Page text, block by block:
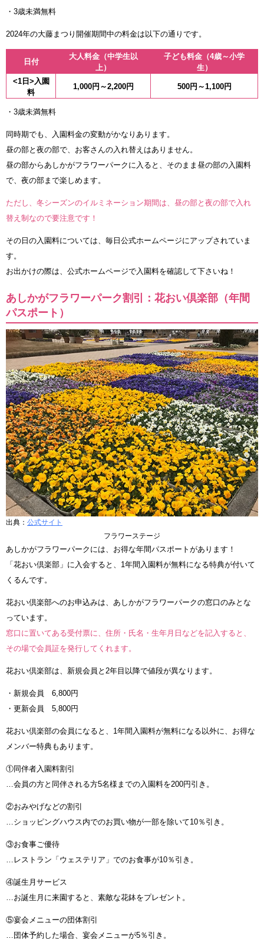
・3歳未満無料
2024年の大藤まつり開催期間中の料金は以下の通りです。
日付
大人料金（中学生以
上）
子ども料金（4歳～小学
生）
<1日>入園
料
1,000円～2,200円 500円～1,100円
・3歳未満無料
同時期でも、入園料金の変動がかなりあります。
昼の部と夜の部で、お客さんの入れ替えはありません。
昼の部からあしかがフラワーパークに入ると、そのまま昼の部の入園料
で、夜の部まで楽しめます。
ただし、冬シーズンのイルミネーション期間は、昼の部と夜の部で入れ
替え制なので要注意です！
その日の入園料については、毎日公式ホームページにアップされていま
す。
お出かけの際は、公式ホームページで入園料を確認して下さいね！
あしかがフラワーパーク割引：花おい倶楽部（年間
パスポート）
出典： 公式サイト
フラワーステージ
あしかがフラワーパークには、お得な年間パスポートがあります！
「花おい倶楽部」に入会すると、1年間入園料が無料になる特典が付いて
くるんです。
花おい倶楽部へのお申込みは、あしかがフラワーパークの窓口のみとな
っています。
窓口に置いてある受付票に、住所・氏名・生年月日などを記入すると、
その場で会員証を発行してくれます。
花おい倶楽部は、新規会員と2年目以降で値段が異なります。
・新規会員 6,800円
・更新会員 5,800円
花おい倶楽部の会員になると、1年間入園料が無料になる以外に、お得な
メンバー特典もあります。
①同伴者入園料割引
…会員の方と同伴される方5名様までの入園料を200円引き。
②おみやげなどの割引
…ショッピングハウス内でのお買い物が一部を除いて10％引き。
③お食事ご優待
…レストラン「ウェステリア」でのお食事が10％引き。
④誕生月サービス
…お誕生月に来園すると、素敵な花鉢をプレゼント。
⑤宴会メニューの団体割引
…団体予約した場合、宴会メニューが5％引き。